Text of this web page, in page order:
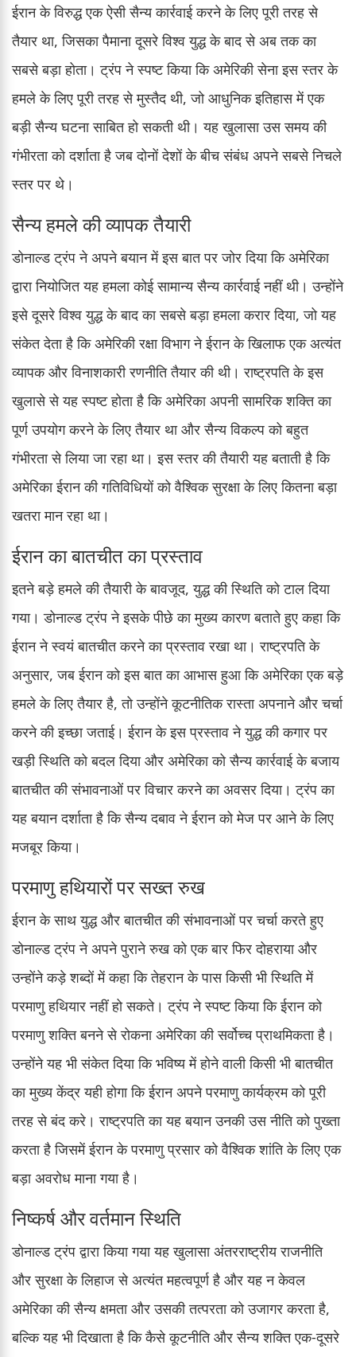
ईरान के विरुद्ध एक ऐसी सैन्य कार्रवाई करने के लिए पूरी तरह से
तैयार था, जिसका पैमाना दूसरे विश्व युद्ध के बाद से अब तक का
सबसे बड़ा होता। ट्रंप ने स्पष्ट किया कि अमेरिकी सेना इस स्तर के
हमले के लिए पूरी तरह से मुस्तैद थी, जो आधुनिक इतिहास में एक
बड़ी सैन्य घटना साबित हो सकती थी। यह खुलासा उस समय की
गंभीरता को दर्शाता है जब दोनों देशों के बीच संबंध अपने सबसे निचले
स्तर पर थे।
सैन्य हमले की व्यापक तैयारी
डोनाल्ड ट्रंप ने अपने बयान में इस बात पर जोर दिया कि अमेरिका
द्वारा नियोजित यह हमला कोई सामान्य सैन्य कार्रवाई नहीं थी। उन्होंने
इसे दूसरे विश्व युद्ध के बाद का सबसे बड़ा हमला करार दिया, जो यह
संकेत देता है कि अमेरिकी रक्षा विभाग ने ईरान के खिलाफ एक अत्यंत
व्यापक और विनाशकारी रणनीति तैयार की थी। राष्ट्रपति के इस
खुलासे से यह स्पष्ट होता है कि अमेरिका अपनी सामरिक शक्ति का
पूर्ण उपयोग करने के लिए तैयार था और सैन्य विकल्प को बहुत
गंभीरता से लिया जा रहा था। इस स्तर की तैयारी यह बताती है कि
अमेरिका ईरान की गतिविधियों को वैश्विक सुरक्षा के लिए कितना बड़ा
खतरा मान रहा था।
ईरान का बातचीत का प्रस्ताव
इतने बड़े हमले की तैयारी के बावजूद, युद्ध की स्थिति को टाल दिया
गया। डोनाल्ड ट्रंप ने इसके पीछे का मुख्य कारण बताते हुए कहा कि
ईरान ने स्वयं बातचीत करने का प्रस्ताव रखा था। राष्ट्रपति के
अनुसार, जब ईरान को इस बात का आभास हुआ कि अमेरिका एक बड़े
हमले के लिए तैयार है, तो उन्होंने कूटनीतिक रास्ता अपनाने और चर्चा
करने की इच्छा जताई। ईरान के इस प्रस्ताव ने युद्ध की कगार पर
खड़ी स्थिति को बदल दिया और अमेरिका को सैन्य कार्रवाई के बजाय
बातचीत की संभावनाओं पर विचार करने का अवसर दिया। ट्रंप का
यह बयान दर्शाता है कि सैन्य दबाव ने ईरान को मेज पर आने के लिए
मजबूर किया।
परमाणु हथियारों पर सख्त रुख
ईरान के साथ युद्ध और बातचीत की संभावनाओं पर चर्चा करते हुए
डोनाल्ड ट्रंप ने अपने पुराने रुख को एक बार फिर दोहराया और
उन्होंने कड़े शब्दों में कहा कि तेहरान के पास किसी भी स्थिति में
परमाणु हथियार नहीं हो सकते। ट्रंप ने स्पष्ट किया कि ईरान को
परमाणु शक्ति बनने से रोकना अमेरिका की सर्वोच्च प्राथमिकता है।
उन्होंने यह भी संकेत दिया कि भविष्य में होने वाली किसी भी बातचीत
का मुख्य केंद्र यही होगा कि ईरान अपने परमाणु कार्यक्रम को पूरी
तरह से बंद करे। राष्ट्रपति का यह बयान उनकी उस नीति को पुख्ता
करता है जिसमें ईरान के परमाणु प्रसार को वैश्विक शांति के लिए एक
बड़ा अवरोध माना गया है।
निष्कर्ष और वर्तमान स्थिति
डोनाल्ड ट्रंप द्वारा किया गया यह खुलासा अंतरराष्ट्रीय राजनीति
और सुरक्षा के लिहाज से अत्यंत महत्वपूर्ण है और यह न केवल
अमेरिका की सैन्य क्षमता और उसकी तत्परता को उजागर करता है,
बल्कि यह भी दिखाता है कि कैसे कूटनीति और सैन्य शक्ति एक-दूसरे